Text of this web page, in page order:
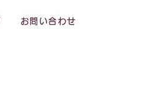
お問い合わせ